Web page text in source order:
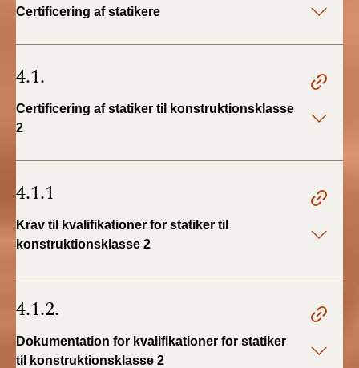
Certificering af statikere
4.1.
Certificering af statiker til konstruktionsklasse
2
4.1.1
Krav til kvalifikationer for statiker til
konstruktionsklasse 2
4.1.2.
Dokumentation for kvalifikationer for statiker
til konstruktionsklasse 2